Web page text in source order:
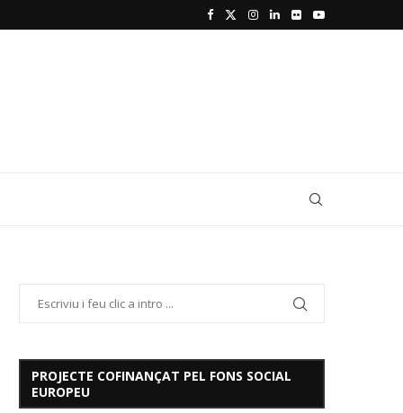
PROJECTE COFINANÇAT PEL FONS SOCIAL
EUROPEU